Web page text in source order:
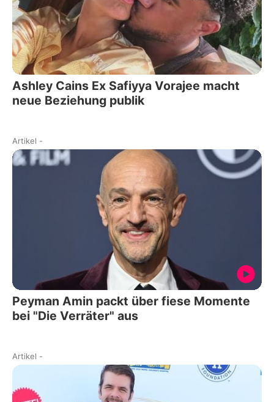
Ashley Cains Ex Safiyya Vorajee macht
neue Beziehung publik
Artikel -
Peyman Amin packt über fiese Momente
bei "Die Verräter" aus
Artikel -